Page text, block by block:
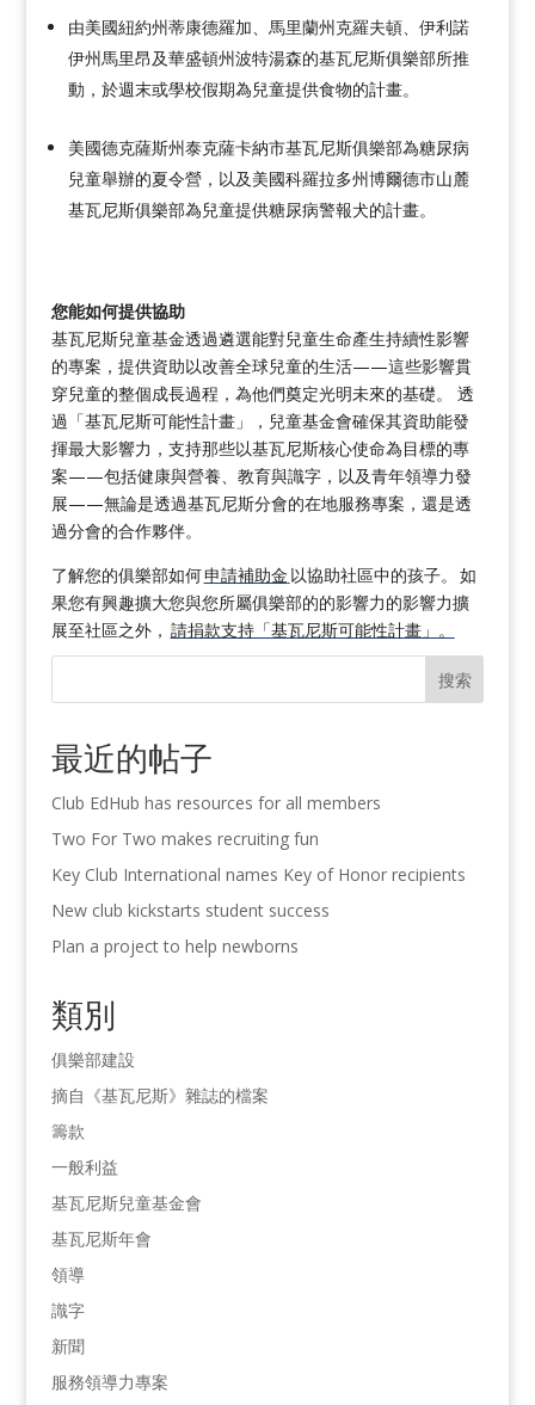
由美國紐約州蒂康德羅加、馬里蘭州克羅夫頓、伊利諾
伊州馬里昂及華盛頓州波特湯森的基瓦尼斯俱樂部所推
動，於週末或學校假期為兒童提供食物的計畫。
美國德克薩斯州泰克薩卡納市基瓦尼斯俱樂部為糖尿病
兒童舉辦的夏令營，以及美國科羅拉多州博爾德市山麓
基瓦尼斯俱樂部為兒童提供糖尿病警報犬的計畫。
您能如何提供協助
基瓦尼斯兒童基金透過遴選能對兒童生命產生持續性影響
的專案，提供資助以改善全球兒童的生活——這些影響貫
穿兒童的整個成長過程，為他們奠定光明未來的基礎。 透
過「基瓦尼斯可能性計畫」，兒童基金會確保其資助能發
揮最大影響力，支持那些以基瓦尼斯核心使命為目標的專
案——包括健康與營養、教育與識字，以及青年領導力發
展——無論是透過基瓦尼斯分會的在地服務專案，還是透
過分會的合作夥伴。
了解您的俱樂部如何申請補助金 以協助社區中的孩子。 如
果您有興趣擴大您與您所屬俱樂部的的影響力的影響力擴
展至社區之外， 請捐款支持「基瓦尼斯可能性計畫」。
搜索
最近的帖子
Club EdHub has resources for all members
Two For Two makes recruiting fun
Key Club International names Key of Honor recipients
New club kickstarts student success
Plan a project to help newborns
類別
俱樂部建設
摘自《基瓦尼斯》雜誌的檔案
籌款
一般利益
基瓦尼斯兒童基金會
基瓦尼斯年會
領導
識字
新聞
服務領導力專案